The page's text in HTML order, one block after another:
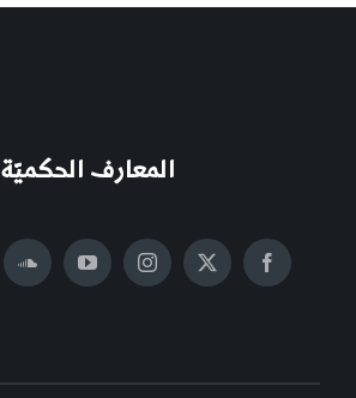
المعارف الحكميّة